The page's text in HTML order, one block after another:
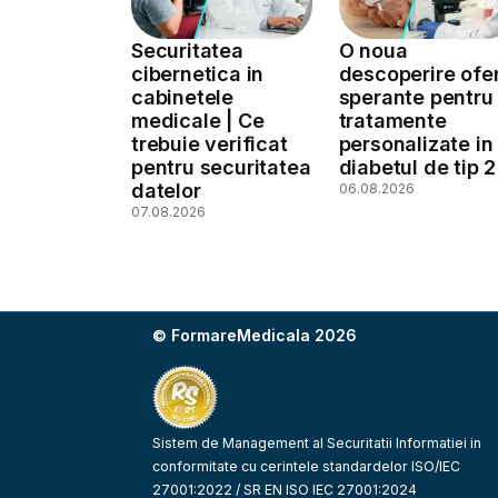
Securitatea
cibernetica in
cabinetele
medicale | Ce
trebuie verificat
pentru securitatea
datelor
07.08.2026
O noua
descoperire
sperante pentru
tratamente
personalizate in
diabetul de tip 2
06.08.2026
© FormareMedicala 2026
Sistem de Management al Securitatii Informatiei in
conformitate cu cerintele standardelor ISO/IEC
27001:2022 / SR EN ISO IEC 27001:2024